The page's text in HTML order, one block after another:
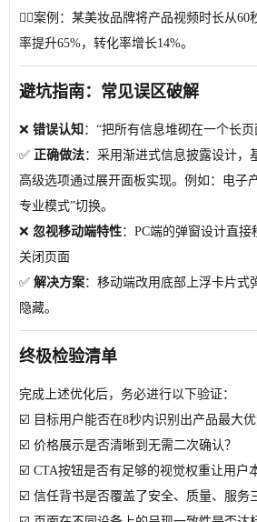
👉🏻案例：某美妆品牌将产品视频时长从
率提升65%，转化率增长14%。
避坑指南：常见误区破解
❌ 错误认知 ：“把所有信息堆砌在一个长
✅ 正确做法：采用渐进式信息披露设计，
高级选项通过展开面板实现。例如：电子
专业模式”切换。
❌ 忽视移动端特性：PC端的弹窗设计直
关闭页面
✅ 解决方案：移动端改用底部上浮卡片式
隐藏。
终极检验清单
完成上述优化后，务必进行以下验证：
☑️ 目标用户能否在8秒内识别出产品最大优
☑️ 价格展示是否清晰到无需二次确认？
☑️ CTA按钮是否有足够的视觉权重让用户
☑️ 信任背书是否覆盖了安全、质量、服务